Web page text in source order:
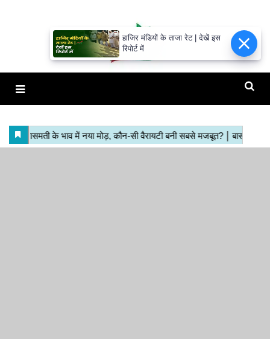
हाजिर मंडियों के ताजा रेट | देखें इस
रिपोर्ट में